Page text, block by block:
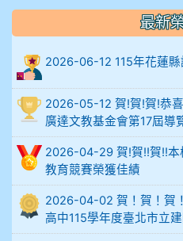
程
比
例
18.92%18.65%
906陳兆宏 5A10+ 作
912余 嘉 5A10+
914謝佩臻 5A10+
最新
2026-06-12 115年花蓮縣
2026-05-12 賀!賀!賀!恭
廣達文教基金會第17屆導
2026-04-29 賀!賀!!賀!!本
教育競賽榮獲佳績
2026-04-02 賀！賀！賀
高中115學年度臺北市立